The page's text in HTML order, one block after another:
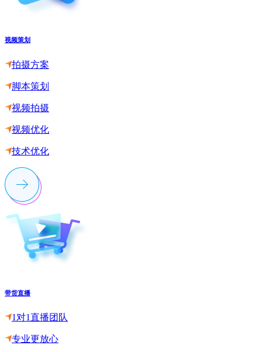
视频策划
拍摄方案
脚本策划
视频拍摄
视频优化
技术优化
带货直播
1对1直播团队
专业更放心